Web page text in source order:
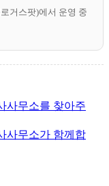
거스팟)에서 운영 중
사무소를 찾아주
사무소가 함께합